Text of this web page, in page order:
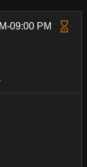
09:00 PM